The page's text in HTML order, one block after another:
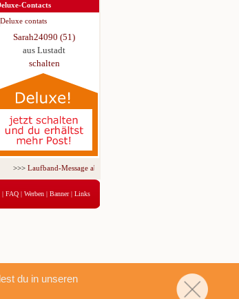
du in unseren
Contacts
Sarah24090 (51)
aus Lustadt
schalten
>>>Laufband-Message ab nur 5,95 € für 3 Tage!
| FAQ | Werben | Banner| Links